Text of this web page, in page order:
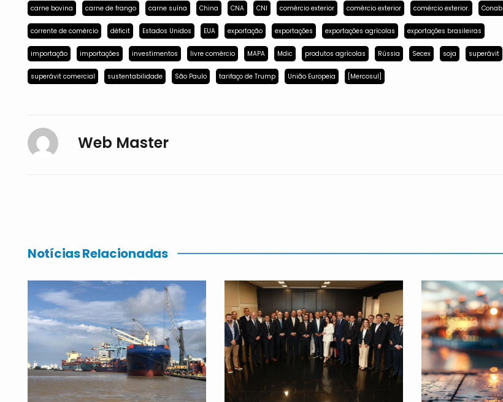
carne bovina carne de frango carne suína China CNA CNI comércio exterior comércio exterior comércio exterior. Conab
corrente de comércio déficit Estados Unidos EUA exportação exportações exportações agrícolas exportações brasileiras
importação importações investimentos livre comércio MAPA Mdic produtos agrícolas Rússia Secex soja superávit
superávit comercial sustentabilidade São Paulo tarifaço de Trump União Europeia [Mercosul]
Web Master
Notícias Relacionadas